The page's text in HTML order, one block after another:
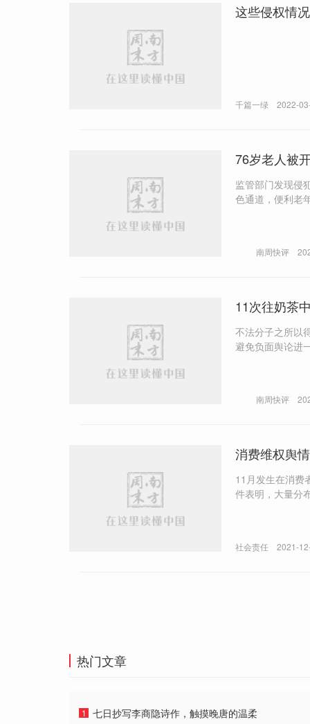
这些侵权情
千篇一绿 2022-
76岁老人被
监管部门发现侵
色通道，便利老
南周快评
11次往奶茶
不法分子之所以
避免负面舆论进
南周快评
11月发生在消费
件表明，大量分
社会责任 2021-
热门文章
1
七日抄写李商隐诗作，触摸晚唐的温柔